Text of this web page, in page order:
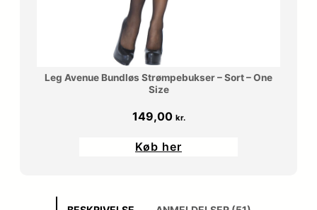
Leg Avenue Bundløs Strømpebukser – Sort – One
Size
149,00 kr.
Køb her